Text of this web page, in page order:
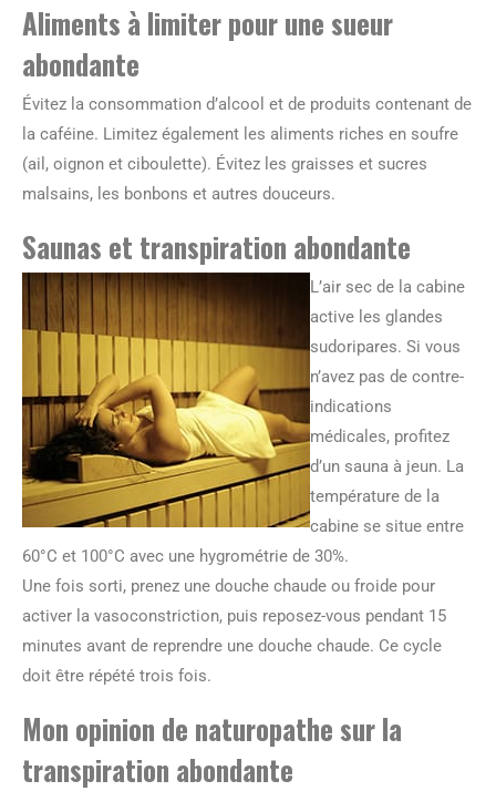
Aliments à limiter pour une sueur
abondante
Évitez la consommation d’alcool et de produits contenant de
la caféine. Limitez également les aliments riches en soufre
(ail, oignon et ciboulette). Évitez les graisses et sucres
malsains, les bonbons et autres douceurs.
Saunas et transpiration abondante
L’air sec de la cabine
active les glandes
sudoripares. Si vous
n’avez pas de contre-
indications
médicales, profitez
d’un sauna à jeun. La
température de la
cabine se situe entre
60°C et 100°C avec une hygrométrie de 30%.
Une fois sorti, prenez une douche chaude ou froide pour
activer la vasoconstriction, puis reposez-vous pendant 15
minutes avant de reprendre une douche chaude. Ce cycle
doit être répété trois fois.
Mon opinion de naturopathe sur la
transpiration abondante